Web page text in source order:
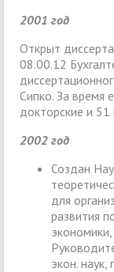
2001 год
Открыт
08.00.12
Сипко. За время
докторские и 51
2002 год
Создан
для
развития
экон.